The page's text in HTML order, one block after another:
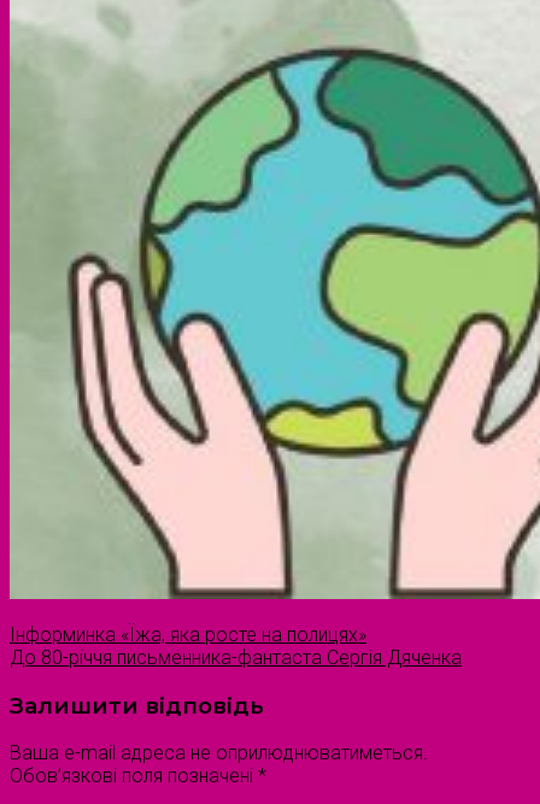
Інформинка «Їжа, яка росте на полицях»
До 80-річчя письменника-фантаста Сергія Дяченка
Залишити відповідь
Ваша e-mail адреса не оприлюднюватиметься.
Обов’язкові поля позначені *